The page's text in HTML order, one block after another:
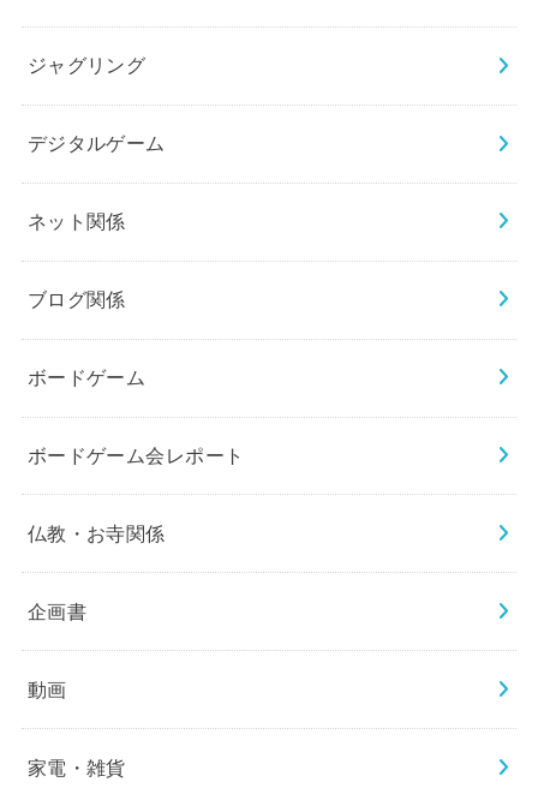
ジャグリング
デジタルゲーム
ネット関係
ブログ関係
ボードゲーム
ボードゲーム会レポート
仏教・お寺関係
企画書
動画
家電・雑貨